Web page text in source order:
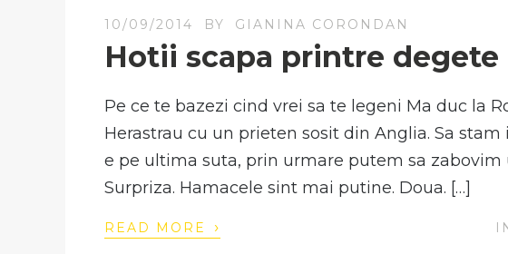
10/09/2014 BY GIANINA CORONDAN
Hotii scapa printre degete
Pe ce te bazezi cind vrei sa te legeni Ma duc la
Herastrau cu un prieten sosit din Anglia. Sa stam
e pe ultima suta, prin urmare putem sa zabovim
Surpriza. Hamacele sint mai putine. Doua. […]
READ MORE ›